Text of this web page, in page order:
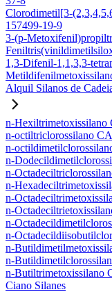
Clorodimetil[3-
157499-19-9
3-(p-
1,3-Difenil-1,1,3,3-
Alquil Silanos de
n-Hexiltrimetoxissilano
n-octiltriclorossilano
n-
n-
n-
n-
n-
n-
n-
n-
n-
n-
n-Butiltrimetoxissilano
Ciano Silanes